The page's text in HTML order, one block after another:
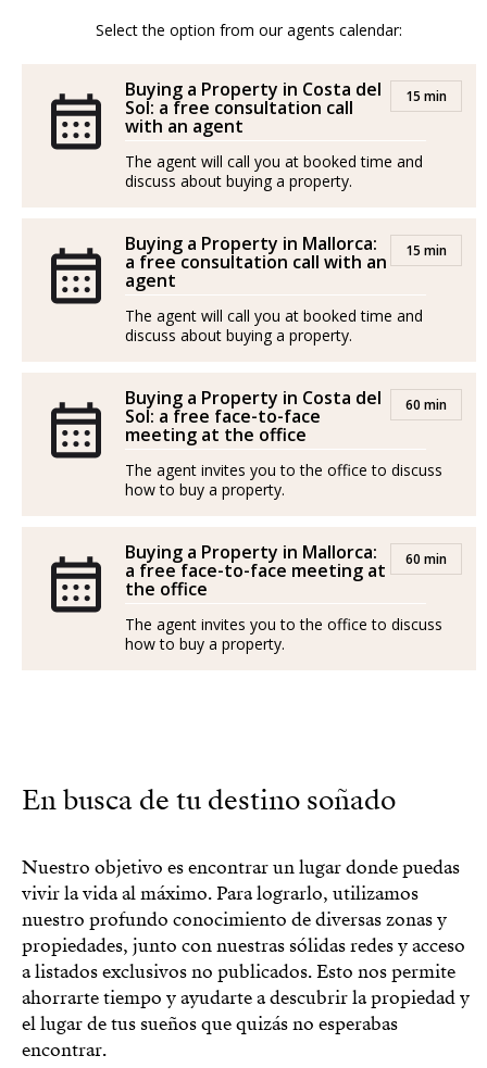
Select the option from our agents calendar:
Buying a Property in Costa del
Sol: a free consultation call
with an agent
15 min
The agent will call you at booked time and
discuss about buying a property.
Buying a Property in Mallorca:
a free consultation call with an
agent
15 min
The agent will call you at booked time and
discuss about buying a property.
Buying a Property in Costa del
Sol: a free face-to-face
meeting at the office
60 min
The agent invites you to the office to discuss
how to buy a property.
Buying a Property in Mallorca:
a free face-to-face meeting at
the office
60 min
The agent invites you to the office to discuss
how to buy a property.
En busca de tu destino soñado
Nuestro objetivo es encontrar un lugar donde puedas
vivir la vida al máximo. Para lograrlo, utilizamos
nuestro profundo conocimiento de diversas zonas y
propiedades, junto con nuestras sólidas redes y acceso
a listados exclusivos no publicados. Esto nos permite
ahorrarte tiempo y ayudarte a descubrir la propiedad y
el lugar de tus sueños que quizás no esperabas
encontrar.